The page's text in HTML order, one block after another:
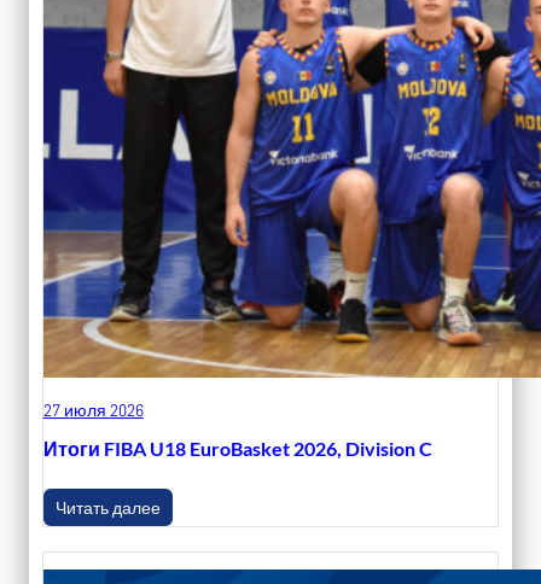
27 июля 2026
Итоги FIBA U18 EuroBasket 2026, Division C
Читать далее